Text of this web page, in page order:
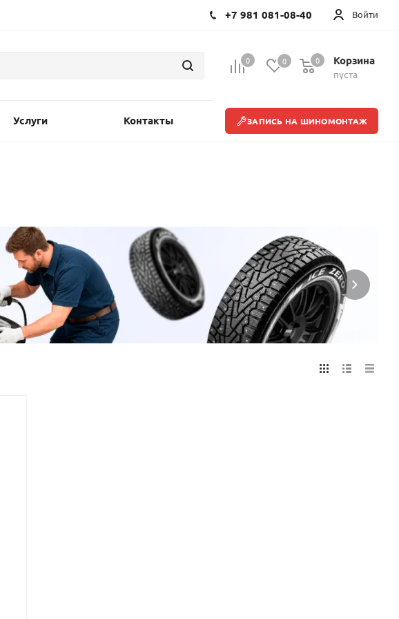
Войти
+7 981 081-08-40
0 0 Корзина
пуста
0
Услуги Контакты ЗАПИСЬ НА ШИНОМОНТАЖ